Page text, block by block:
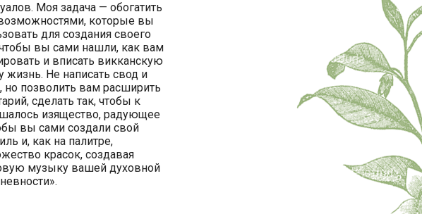
Моя задача — обогатить
которые вы
для создания своего
чтобы вы сами нашли, как вам
и вписать викканскую
жизнь. Не написать свод и
но позволить вам расширить
сделать так, чтобы к
изящество, радующее
вы сами создали свой
и, как на палитре,
красок, создавая
музыку вашей духовной